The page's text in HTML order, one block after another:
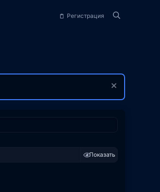
Регистрация
Показать